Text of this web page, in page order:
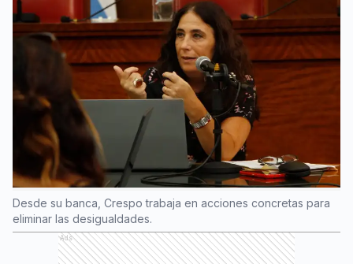
Desde su banca, Crespo trabaja en acciones concretas para
eliminar las desigualdades.
Ads